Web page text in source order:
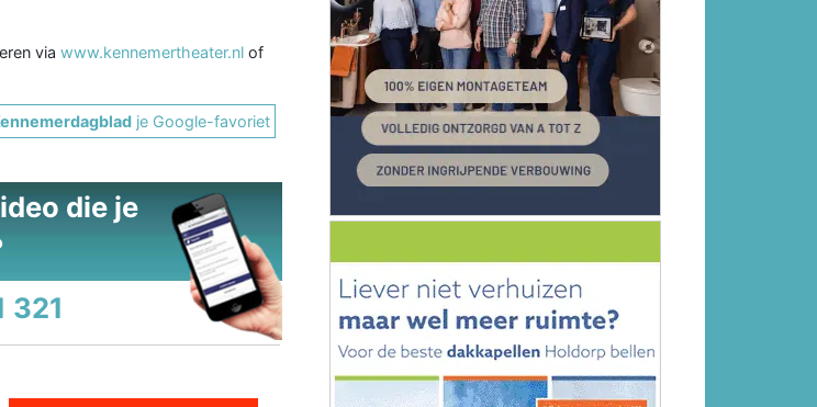
via www.kennemertheater.nl of
je Google-favoriet
die je
321